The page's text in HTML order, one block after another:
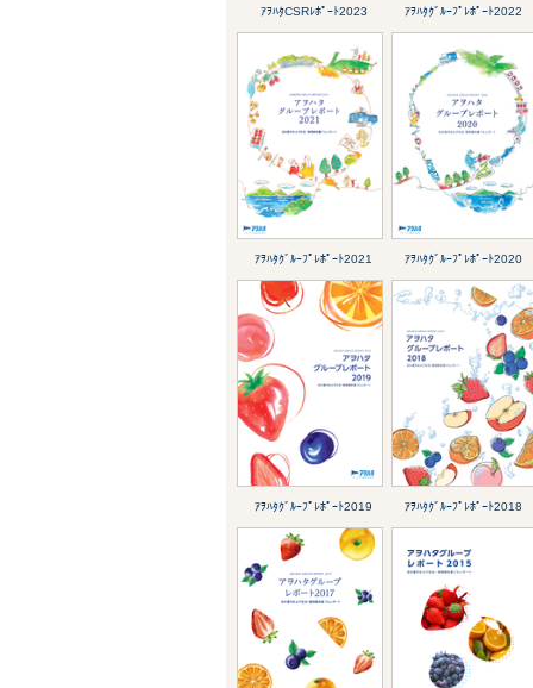
ｱｦﾊﾀCSRﾚﾎﾟｰﾄ2023 ｱｦﾊﾀｸﾞﾙｰﾌﾟﾚﾎﾟｰﾄ2022
ｱｦﾊﾀｸﾞﾙｰﾌﾟﾚﾎﾟｰﾄ2021 ｱｦﾊﾀｸﾞﾙｰﾌﾟﾚﾎﾟｰﾄ2020
ｱｦﾊﾀｸﾞﾙｰﾌﾟﾚﾎﾟｰﾄ2019 ｱｦﾊﾀｸﾞﾙｰﾌﾟﾚﾎﾟｰﾄ2018